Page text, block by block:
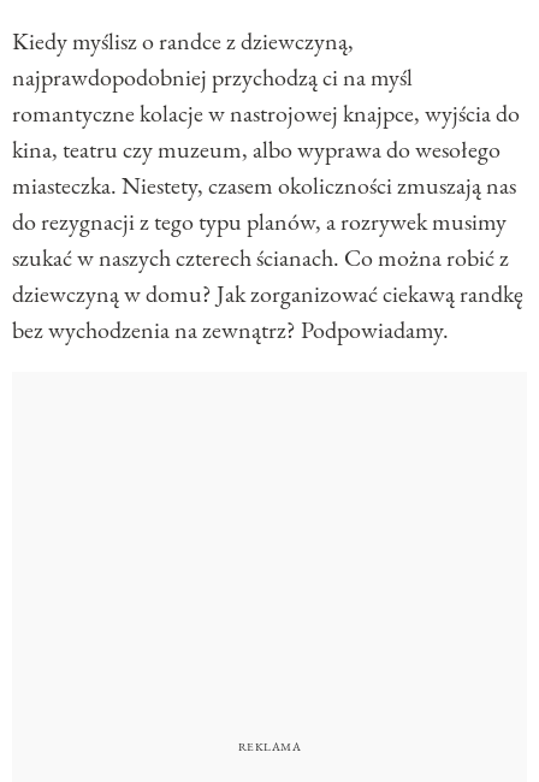
Kiedy myślisz o randce z dziewczyną,
najprawdopodobniej przychodzą ci na myśl
romantyczne kolacje w nastrojowej knajpce, wyjścia do
kina, teatru czy muzeum, albo wyprawa do wesołego
miasteczka. Niestety, czasem okoliczności zmuszają nas
do rezygnacji z tego typu planów, a rozrywek musimy
szukać w naszych czterech ścianach. Co można robić z
dziewczyną w domu? Jak zorganizować ciekawą randkę
bez wychodzenia na zewnątrz? Podpowiadamy.